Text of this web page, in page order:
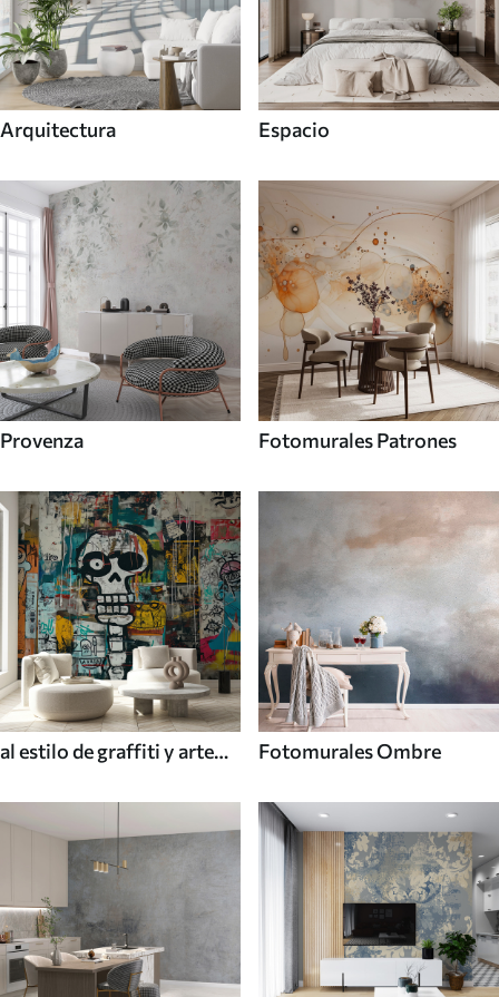
Arquitectura Espacio
Provenza Fotomurales Patrones
al estilo de graffiti y arte
Fotomurales Ombre